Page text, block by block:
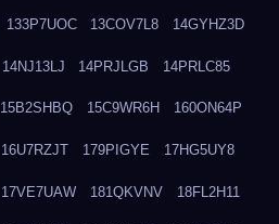
133P7UOC 13COV7L8 14GYHZ3D
14NJ13LJ 14PRJLGB 14PRLC85
15B2SHBQ 15C9WR6H 160ON64P
16U7RZJT 179PIGYE 17HG5UY8
17VE7UAW 181QKVNV 18FL2H11